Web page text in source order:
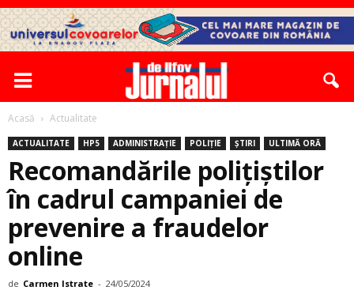
Acasă Actualitate
ACTUALITATE HP5 ADMINISTRAȚIE POLIȚIE ȘTIRI ULTIMĂ ORĂ
Recomandările polițiștilor
în cadrul campaniei de
prevenire a fraudelor
online
de Carmen Istrate - 24/05/2024